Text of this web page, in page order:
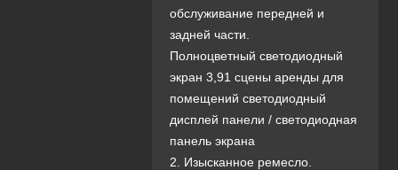
обслуживание передней и
задней части.
Полноцветный светодиодный
экран 3,91 сцены аренды для
помещений светодиодный
дисплей панели / светодиодная
панель экрана
2. Изысканное ремесло.